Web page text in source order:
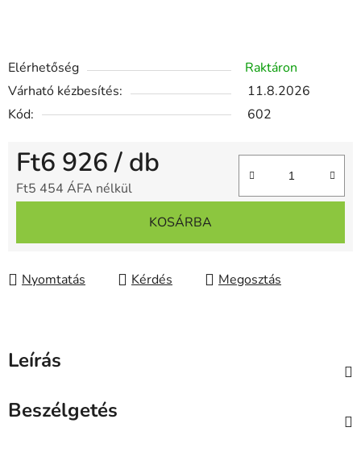
Elérhetőség
Raktáron
Várható kézbesítés:
11.8.2026
Kód:
602
Ft6 926/ db
Ft5 454 ÁFA nélkül
KOSÁRBA
Nyomtatás Kérdés Megosztás
Leírás
Beszélgetés